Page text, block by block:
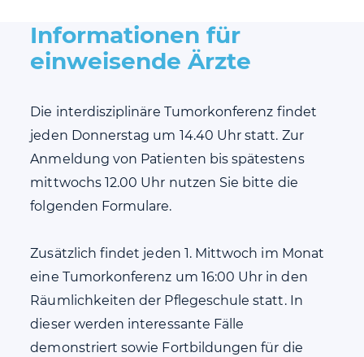
Informationen für
einweisende Ärzte
Die interdisziplinäre Tumorkonferenz findet
jeden Donnerstag um 14.40 Uhr statt. Zur
Anmeldung von Patienten bis spätestens
mittwochs 12.00 Uhr nutzen Sie bitte die
folgenden Formulare.
Zusätzlich findet jeden 1. Mittwoch im Monat
eine Tumorkonferenz um 16:00 Uhr in den
Räumlichkeiten der Pflegeschule statt. In
dieser werden interessante Fälle
demonstriert sowie Fortbildungen für die